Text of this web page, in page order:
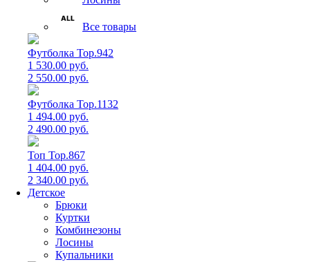
Все товары
Футболка Top.942
1 530.00 руб.
2 550.00 руб.
Футболка Top.1132
1 494.00 руб.
2 490.00 руб.
Топ Top.867
1 404.00 руб.
2 340.00 руб.
Детское
Брюки
Куртки
Комбинезоны
Лосины
Купальники